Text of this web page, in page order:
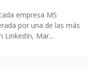
empresa MS
por una de las más
LinkedIn, Mar...